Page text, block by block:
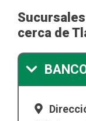
cerca de